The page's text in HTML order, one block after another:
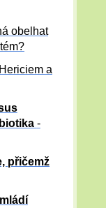
obelhat
a
-
přičemž